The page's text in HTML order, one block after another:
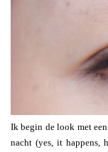
Ik begin de look met
nacht (yes, it happens,